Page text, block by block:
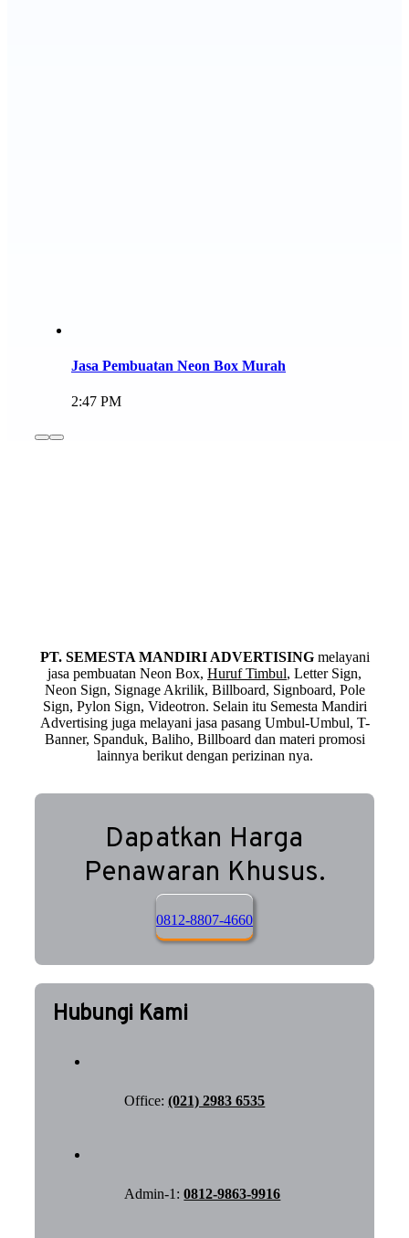
Jasa Pembuatan Neon Box Murah
2:47 PM
PT. SEMESTA MANDIRI ADVERTISINGmelayani
jasa pembuatan Neon Box, Huruf Timbul, Letter Sign,
Neon Sign, Signage Akrilik, Billboard, Signboard, Pole
Sign, Pylon Sign, Videotron. Selain itu Semesta Mandiri
Advertising juga melayani jasa pasang Umbul-Umbul, T-
Banner, Spanduk, Baliho, Billboard dan materi promosi
lainnya berikut dengan perizinan nya.
Dapatkan Harga
Penawaran Khusus.
0812-8807-4660
Hubungi Kami
Office:(021) 2983 6535
Admin-1:0812-9863-9916